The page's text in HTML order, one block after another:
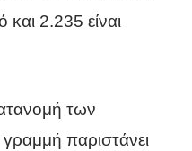
και 2.235 είναι
των
παριστάνει